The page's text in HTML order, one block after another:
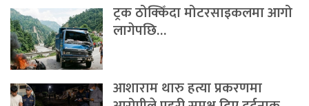
ट्रक ठोक्किँदा मोटरसाइकलमा आगो
लागेपछि…
आशाराम थारु हत्या प्रकरणमा